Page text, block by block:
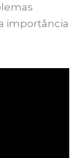
importância